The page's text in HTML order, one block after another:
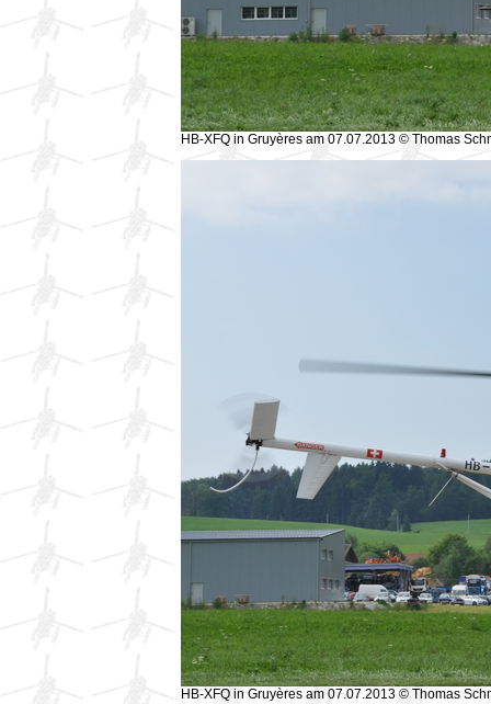
HB-XFQ in Gruyères am 07.07.2013 © Thomas
HB-XFQ in Gruyères am 07.07.2013 © Thomas